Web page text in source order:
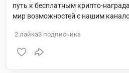
путь к бесплатным крипто-
мир возможностей с нашим
мира криптовалют.
2 лайка3 подписчика